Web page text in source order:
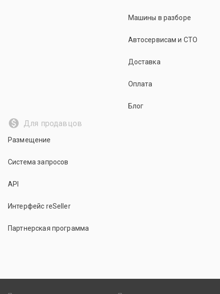
Машины в разборе
Автосервисам и СТО
Доставка
Оплата
Блог
Для продавцов
Размещение
Система запросов
API
Интерфейс reSeller
Партнерская программа